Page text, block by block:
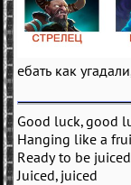
ебать как
Good luck, good
Hanging like a
Ready to be juiced
Juiced, juiced